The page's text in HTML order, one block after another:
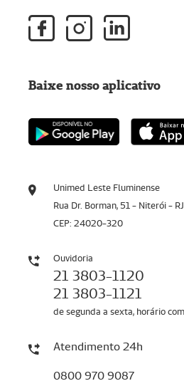
Unimed Leste Fluminense
Rua Dr. Borman, 51 - Niterói - RJ
CEP: 24020-320
Ouvidoria
21 3803-1120
21 3803-1121
de segunda a sexta, horário
Atendimento 24h
0800 970 9087
Baixe nosso aplicativo